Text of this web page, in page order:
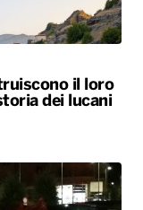
il loro
dei lucani